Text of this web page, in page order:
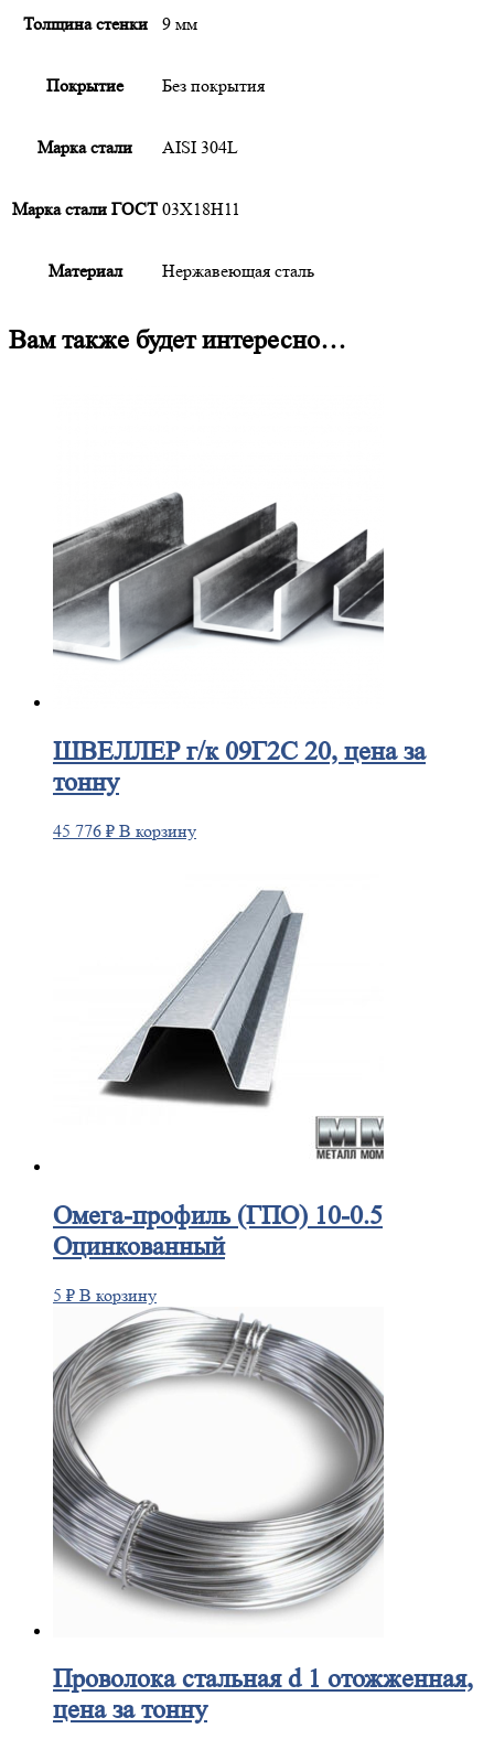
Толщина стенки 9 мм
Покрытие Без покрытия
Марка стали AISI 304L
Марка стали ГОСТ 03Х18Н11
Материал Нержавеющая сталь
Вам также будет интересно…
ШВЕЛЛЕРг/к 09Г2С 20, цена за
тонну
45 776 ₽ В корзину
Омега-профиль(ГПО) 10-0.5
Оцинкованный
5 ₽ В корзину
Проволокастальная d 1 отожженная,
цена за тонну